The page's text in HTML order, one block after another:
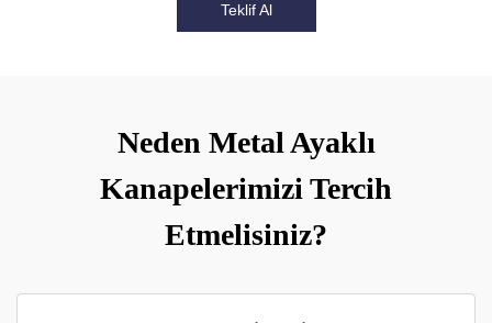
Teklif Al
Neden Metal Ayaklı
Kanapelerimizi Tercih
Etmelisiniz?